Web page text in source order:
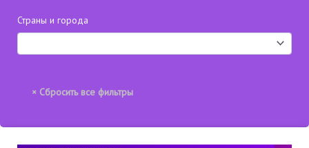
Страны и города